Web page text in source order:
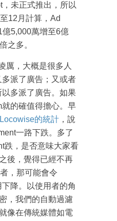
未正式推出，所以
12月計算，Ad
億5,000萬增至6億
之多。
厲，大概是很多人
派了廣告；又或者
多派了廣告。如果
的確值得擔心。早
的統計 ，說
一路下跌。多了
跌，是否意味大家看
後，覺得已經不再
，那可能會令
下降。以使用者的角
，我們的自動過濾
像在傳統媒體如電